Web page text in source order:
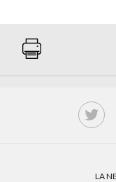
LA